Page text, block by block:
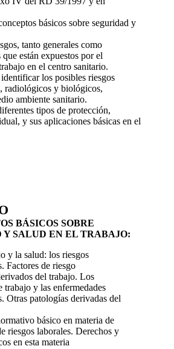
básicos sobre seguridad y
tanto generales como
están expuestos por el
en el centro sanitario.
los posibles riesgos
radiológicos y biológicos,
ambiente sanitario.
tipos de protección,
y sus aplicaciones básicas en el
BÁSICOS SOBRE
Y SALUD EN EL TRABAJO:
y la salud: los riesgos
Factores de riesgo
del trabajo. Los
trabajo y las enfermedades
Otras patologías derivadas del
básico en materia de
riesgos laborales. Derechos y
en esta materia